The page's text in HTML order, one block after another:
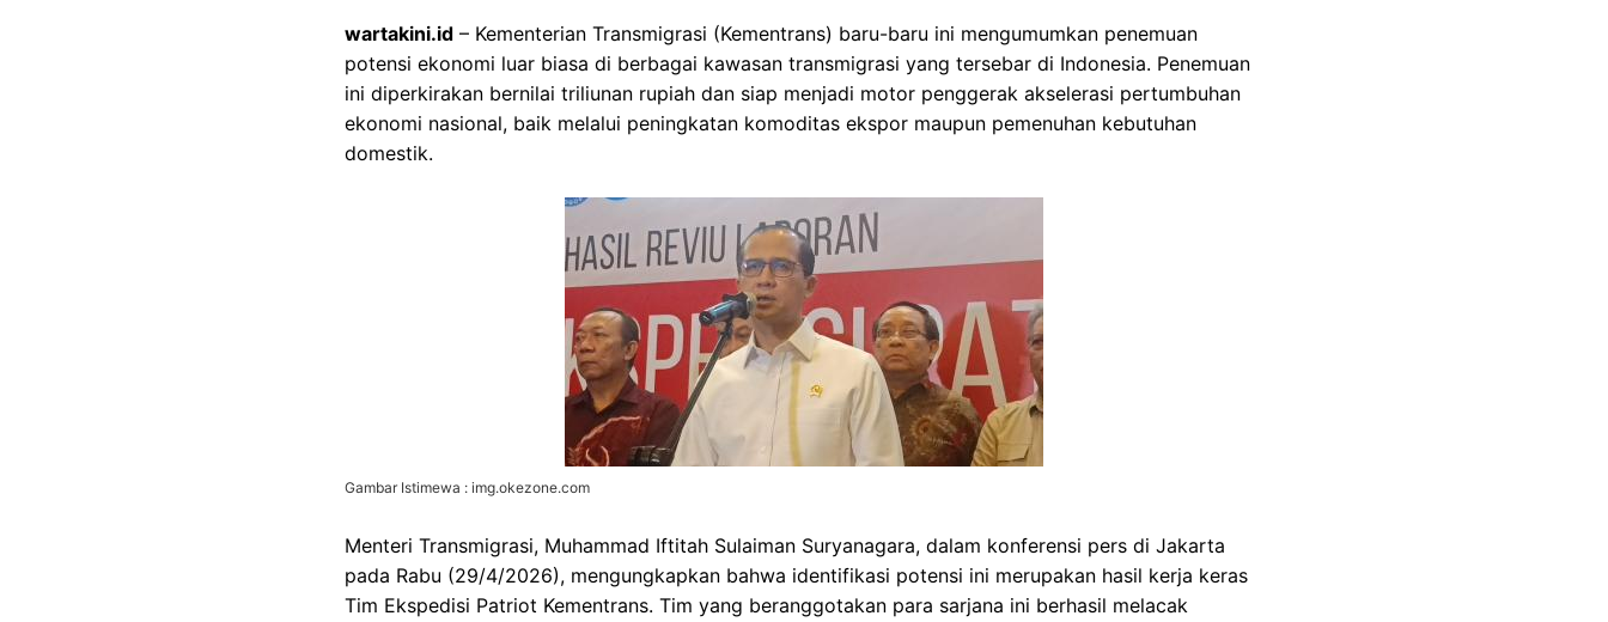
wartakini.id – Kementerian Transmigrasi (Kementrans) baru-baru ini mengumumkan penemuan
potensi ekonomi luar biasa di berbagai kawasan transmigrasi yang tersebar di Indonesia. Penemuan
ini diperkirakan bernilai triliunan rupiah dan siap menjadi motor penggerak akselerasi pertumbuhan
ekonomi nasional, baik melalui peningkatan komoditas ekspor maupun pemenuhan kebutuhan
domestik.
Gambar Istimewa : img.okezone.com
Menteri Transmigrasi, Muhammad Iftitah Sulaiman Suryanagara, dalam konferensi pers di Jakarta
pada Rabu (29/4/2026), mengungkapkan bahwa identifikasi potensi ini merupakan hasil kerja keras
Tim Ekspedisi Patriot Kementrans. Tim yang beranggotakan para sarjana ini berhasil melacak